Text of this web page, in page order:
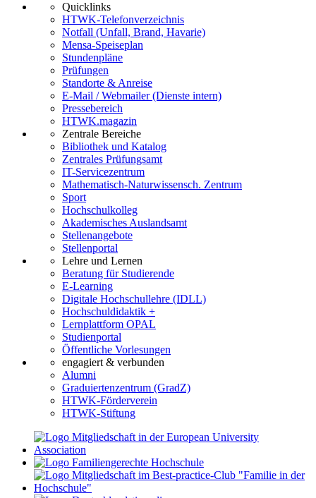
Quicklinks
HTWK-Telefonverzeichnis
Notfall (Unfall, Brand, Havarie)
Mensa-Speiseplan
Stundenpläne
Prüfungen
Standorte & Anreise
E-Mail / Webmailer (Dienste intern)
Pressebereich
HTWK.magazin
Zentrale Bereiche
Bibliothek und Katalog
Zentrales Prüfungsamt
IT-Servicezentrum
Mathematisch-Naturwissensch. Zentrum
Sport
Hochschulkolleg
Akademisches Auslandsamt
Stellenangebote
Stellenportal
Lehre und Lernen
Beratung für Studierende
E-Learning
Digitale Hochschullehre (IDLL)
Hochschuldidaktik +
Lernplattform OPAL
Studienportal
Öffentliche Vorlesungen
engagiert & verbunden
Alumni
Graduiertenzentrum (GradZ)
HTWK-Förderverein
HTWK-Stiftung